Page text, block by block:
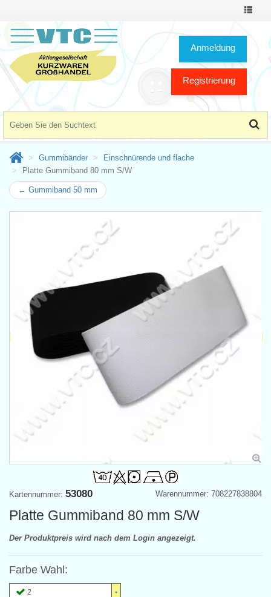
Toggle
Anmeldung
Registrierung
Gummibänder
Einschnürende und flache
Platte Gummiband 80 mm S/W
← Gummiband 50 mm
Warennummer: 708227838804
Kartennummer: 53080
Platte Gummiband 80 mm S/W
Der Produktpreis wird nach dem Login angezeigt.
Farbe Wahl:
2